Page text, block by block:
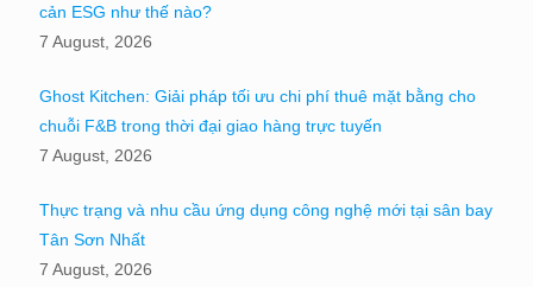
cản ESG như thế nào?
7 August, 2026
Ghost Kitchen: Giải pháp tối ưu chi phí thuê mặt bằng cho
chuỗi F&B trong thời đại giao hàng trực tuyến
7 August, 2026
Thực trạng và nhu cầu ứng dụng công nghệ mới tại sân bay
Tân Sơn Nhất
7 August, 2026